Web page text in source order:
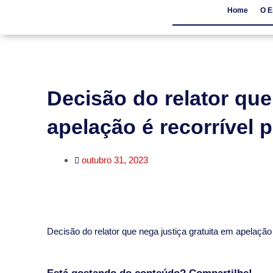
Home O
Decisão do relator
apelação é recorrível
outubro 31, 2023
​Decisão do relator que nega justiça gratuita em